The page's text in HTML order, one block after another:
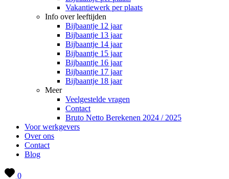
Vakantiewerk per plaats
Info over leeftijden
Bijbaantje 12 jaar
Bijbaantje 13 jaar
Bijbaantje 14 jaar
Bijbaantje 15 jaar
Bijbaantje 16 jaar
Bijbaantje 17 jaar
Bijbaantje 18 jaar
Meer
Veelgestelde vragen
Contact
Bruto Netto Berekenen 2024 / 2025
Voor werkgevers
Over ons
Contact
Blog
0